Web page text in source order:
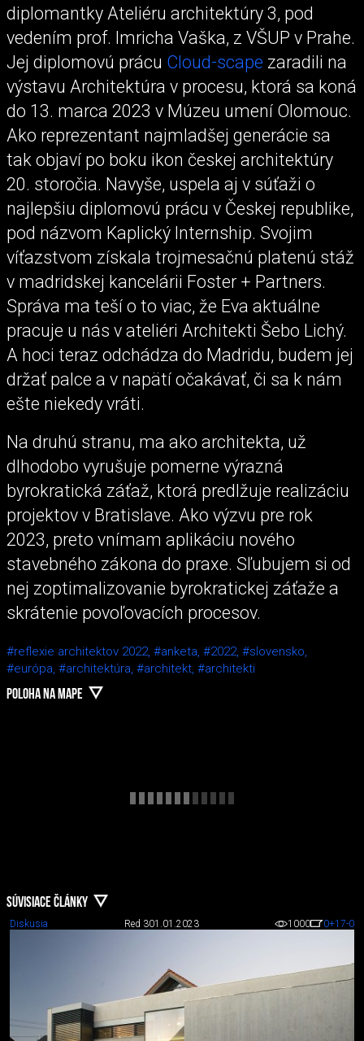
diplomantky Ateliéru architektúry 3, pod
vedením prof. Imricha Vaška, z VŠUP v Prahe.
Jej diplomovú prácu Cloud-scape zaradili na
výstavu Architektúra v procesu, ktorá sa koná
do 13. marca 2023 v Múzeu umení Olomouc.
Ako reprezentant najmladšej generácie sa
tak objaví po boku ikon českej architektúry
20. storočia. Navyše, uspela aj v súťaži o
najlepšiu diplomovú prácu v Českej republike,
pod názvom Kaplický Internship. Svojim
víťazstvom získala trojmesačnú platenú stáž
v madridskej kancelárii Foster + Partners.
Správa ma teší o to viac, že Eva aktuálne
pracuje u nás v ateliéri Architekti Šebo Lichý.
A hoci teraz odchádza do Madridu, budem jej
držať palce a v napätí očakávať, či sa k nám
ešte niekedy vráti.
Na druhú stranu, ma ako architekta, už
dlhodobo vyrušuje pomerne výrazná
byrokratická záťaž, ktorá predlžuje realizáciu
projektov v Bratislave. Ako výzvu pre rok
2023, preto vnímam aplikáciu nového
stavebného zákona do praxe. Sľubujem si od
nej zoptimalizovanie byrokratickej záťaže a
skrátenie povoľovacích procesov.
#reflexie architektov 2022, #anketa, #2022, #slovensko,
#európa, #architektúra, #architekt, #architekti
POLOHA NA MAPE
SÚVISIACE ČLÁNKY
Diskusia Red 301.01.2023 1000 0+17-0